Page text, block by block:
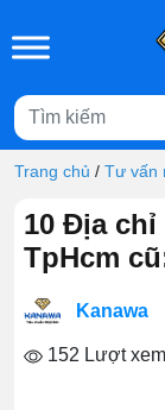
Trang chủ / Tư vấn
10 Địa
TpHcm
Kanawa
152 Lượt xem